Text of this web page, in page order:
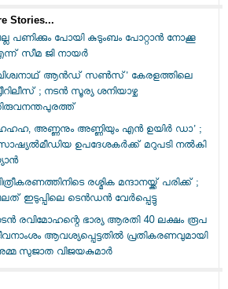
Stories...
പണിക്കും പോയി കുടുംബം പോറ്റാന്‍ നോക്കൂ
സീമ ജി നായര്‍
ആന്‍ഡ് സണ്‍സ്' കേരളത്തിലെ
; നടന്‍ സൂര്യ ശനിയാഴ്ച
അണ്ണനും അണ്ണിയും എന്‍ ഉയിര്‍ ഡാ' ;
ഉപദേശകര്‍ക്ക് മറുപടി നല്‍കി
രശ്മിക മന്ദാനയ്ക്ക് പരിക്ക് ;
ഇടുപ്പിലെ ടെന്‍ഡന്‍ വേര്‍പ്പെട്ടു
രവിമോഹന്റെ ഭാര്യ ആരതി 40 ലക്ഷം രൂപ
ആവശ്യപ്പെട്ടതില്‍ പ്രതികരണവുമായി
സുജാത വിജയകുമാര്‍